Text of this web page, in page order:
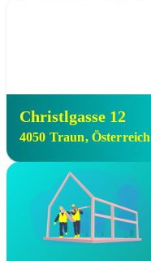
Christlgasse 12
4050 Traun, Österreich